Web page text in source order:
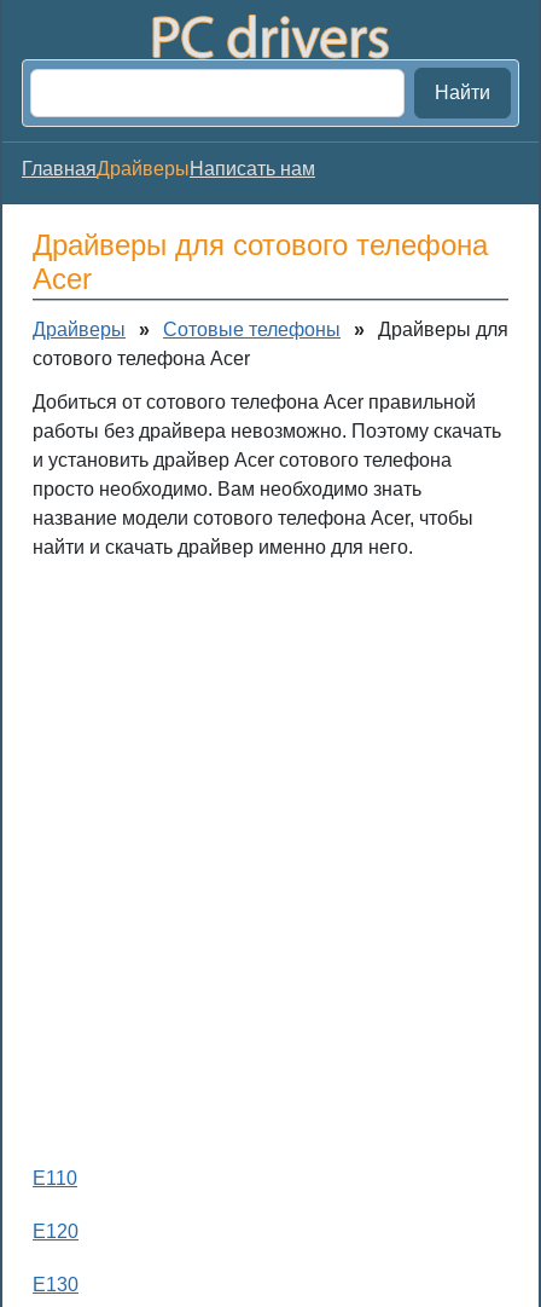
Найти
ГлавнаяДрайверыНаписать нам
Драйверы для сотового телефона
Acer
Драйверы » Сотовые телефоны »
Драйверы для
сотового телефона Acer
Добиться от сотового телефона Acer правильной
работы без драйвера невозможно. Поэтому скачать
и установить драйвер Acer сотового телефона
просто необходимо. Вам необходимо знать
название модели сотового телефона Acer, чтобы
найти и скачать драйвер именно для него.
E110
E120
E130